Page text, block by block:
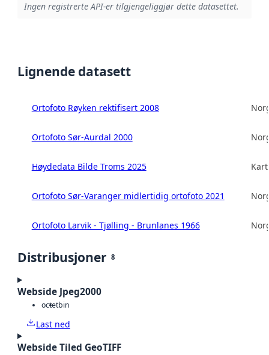
Ingen registrerte API-er tilgjengeliggjør dette datasettet.
Lignende datasett
Ortofoto Røyken rektifisert 2008
Ortofoto Sør-Aurdal 2000
Høydedata Bilde Troms 2025
Ortofoto Sør-Varanger midlertidig ortofoto 2021
Ortofoto Larvik - Tjølling - Brunlanes 1966
Distribusjoner 8
Webside Jpeg2000
octetbin
Last ned
Webside Tiled GeoTIFF